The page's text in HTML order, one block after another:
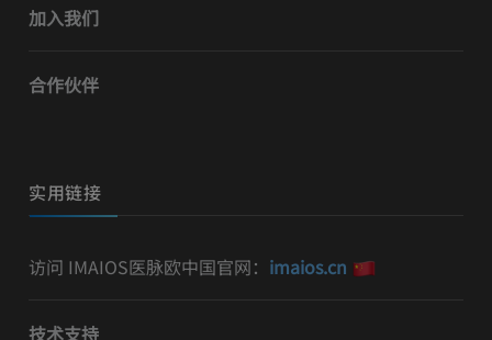
加入我们
合作伙伴
实用链接
访问 IMAIOS医脉欧中国官网： imaios.cn
技术支持